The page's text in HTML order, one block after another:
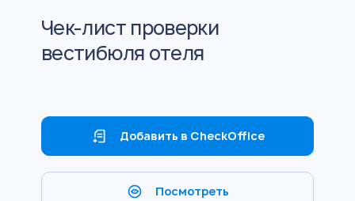
Чек-лист проверки
вестибюля отеля
Добавить в CheckOffice
Посмотреть